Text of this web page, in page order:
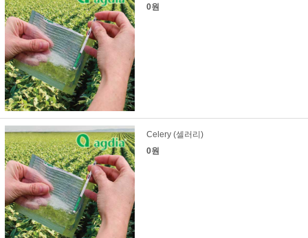
0원
Celery (셀러리)
0원